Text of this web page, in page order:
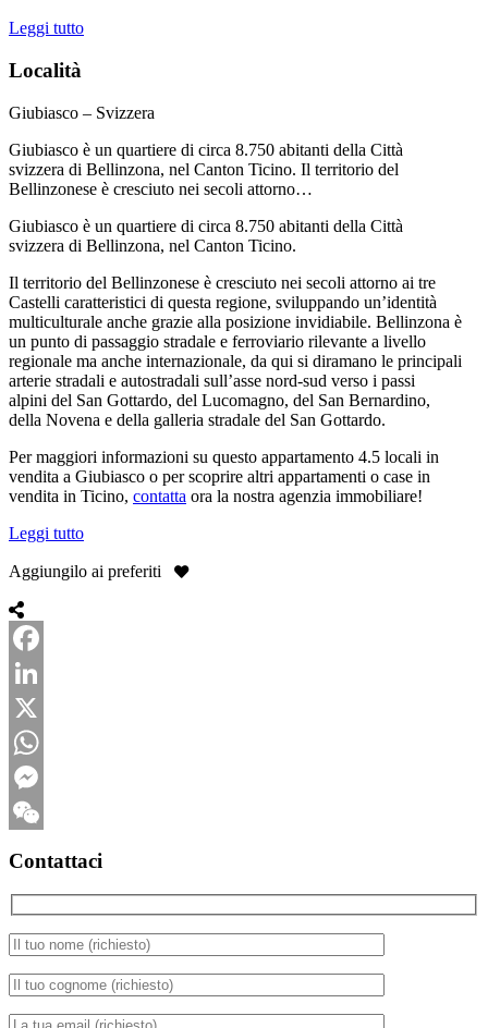
Leggi tutto
Località
Giubiasco – Svizzera
Giubiasco è un quartiere di circa 8.750 abitanti della Città
svizzera di Bellinzona, nel Canton Ticino. Il territorio del
Bellinzonese è cresciuto nei secoli attorno…
Giubiasco è un quartiere di circa 8.750 abitanti della Città
svizzera di Bellinzona, nel Canton Ticino.
Il territorio del Bellinzonese è cresciuto nei secoli attorno ai tre
Castelli caratteristici di questa regione, sviluppando un’identità
multiculturale anche grazie alla posizione invidiabile. Bellinzona è
un punto di passaggio stradale e ferroviario rilevante a livello
regionale ma anche internazionale, da qui si diramano le principali
arterie stradali e autostradali sull’asse nord-sud verso i passi
alpini del San Gottardo, del Lucomagno, del San Bernardino,
della Novena e della galleria stradale del San Gottardo.
Per maggiori informazioni su questo appartamento 4.5 locali in
vendita a Giubiasco o per scoprire altri appartamenti o case in
vendita in Ticino, contatta ora la nostra agenzia immobiliare!
Leggi tutto
Aggiungilo ai preferiti
Facebook
LinkedIn
X
WhatsApp
Messenger
Contattaci